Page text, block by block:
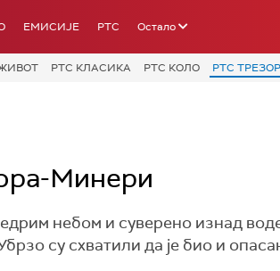
ЕМИСИЈЕ РТС Остало
РТС КЛАСИКА РТС КОЛО РТС ТРЕЗОР
Минери
небом и суверено изнад
су схватили да је био и